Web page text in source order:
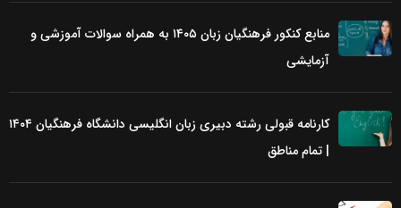
منابع کنکور فرهنگیان زبان ۱۴۰۵ به همراه سوالات آموزشی و
آزمایشی
کارنامه قبولی رشته دبیری زبان انگلیسی دانشگاه فرهنگیان ۱۴۰۴
| تمام مناطق